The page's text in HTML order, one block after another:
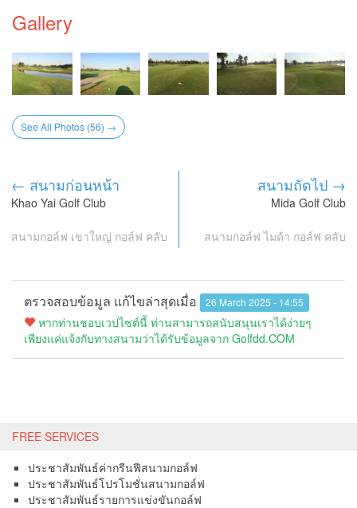
Gallery
See All Photos (56) →
← สนามก่อนหน้า
Khao Yai Golf Club
สนามกอล์ฟ เขาใหญ่ กอล์ฟ คลับ
สนามถัดไป →
Mida Golf Club
สนามกอล์ฟ ไมด้า กอล์ฟ คลับ
ตรวจสอบข้อมูล แก้ไขล่าสุดเมื่อ 26 March 2025 - 14:55
หากท่านชอบเวปไซต์นี้ ท่านสามารถสนับสนุนเราได้ง่ายๆ
เพียงแค่แจ้งกับทางสนามว่าได้รับข้อมูลจาก Golfdd.COM
FREE SERVICES
ประชาสัมพันธ์ค่ากรีนฟีสนามกอล์ฟ
ประชาสัมพันธ์โปรโมชั่นสนามกอล์ฟ
ประชาสัมพันธ์รายการแข่งขันกอล์ฟ